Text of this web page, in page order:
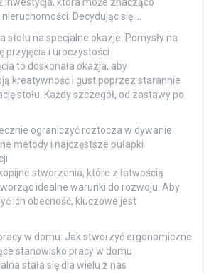
inwestycja, która może znacząco
Decydując się …
stołu na specjalne okazje: Pomysły na
przyjęcia i uroczystości
to doskonała okazja, aby
kreatywność i gust poprzez starannie
stołu. Każdy szczegół, od zastawy po
ograniczyć roztocza w dywanie:
metody i najczęstsze pułapki
stworzenia, które z łatwością
idealne warunki do rozwoju. Aby
ich obecność, kluczowe jest
w domu: Jak stworzyć ergonomiczne
stanowisko pracy w domu
stała się dla wielu z nas